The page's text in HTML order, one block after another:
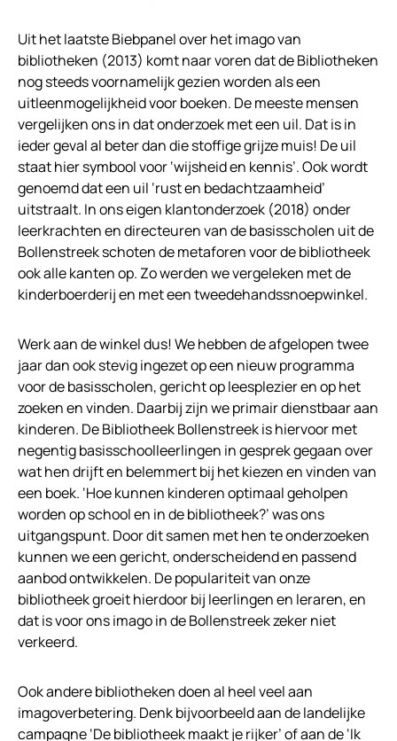
Uit het laatste Biebpanel over het imago van
bibliotheken (2013) komt naar voren dat de Bibliotheken
nog steeds voornamelijk gezien worden als een
uitleenmogelijkheid voor boeken. De meeste mensen
vergelijken ons in dat onderzoek met een uil. Dat is in
ieder geval al beter dan die stoffige grijze muis! De uil
staat hier symbool voor ‘wijsheid en kennis’. Ook wordt
genoemd dat een uil ‘rust en bedachtzaamheid’
uitstraalt. In ons eigen klantonderzoek (2018) onder
leerkrachten en directeuren van de basisscholen uit de
Bollenstreek schoten de metaforen voor de bibliotheek
ook alle kanten op. Zo werden we vergeleken met de
kinderboerderij en met een tweedehandssnoepwinkel.
Werk aan de winkel dus! We hebben de afgelopen twee
jaar dan ook stevig ingezet op een nieuw programma
voor de basisscholen, gericht op leesplezier en op het
zoeken en vinden. Daarbij zijn we primair dienstbaar aan
kinderen. De Bibliotheek Bollenstreek is hiervoor met
negentig basisschoolleerlingen in gesprek gegaan over
wat hen drijft en belemmert bij het kiezen en vinden van
een boek. ‘Hoe kunnen kinderen optimaal geholpen
worden op school en in de bibliotheek?’ was ons
uitgangspunt. Door dit samen met hen te onderzoeken
kunnen we een gericht, onderscheidend en passend
aanbod ontwikkelen. De populariteit van onze
bibliotheek groeit hierdoor bij leerlingen en leraren, en
dat is voor ons imago in de Bollenstreek zeker niet
verkeerd.
Ook andere bibliotheken doen al heel veel aan
imagoverbetering. Denk bijvoorbeeld aan de landelijke
campagne ‘De bibliotheek maakt je rijker’ of aan de ‘Ik